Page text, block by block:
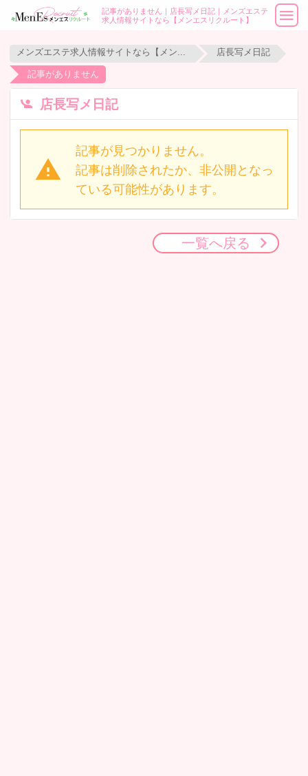
記事がありません｜店長写メ日記｜メンズエステ
求人情報サイトなら【メンエスリクルート】
店長写メ日記
記事がありません
店長写メ日記
記事が見つかりません。
記事は削除されたか、非公開となっ
ている可能性があります。
一覧へ戻る